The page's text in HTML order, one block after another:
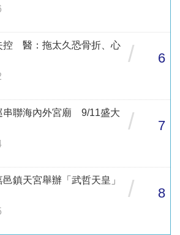
控 醫：拖太久恐骨折、心
/ 6
串聯海內外宮廟 9/11盛大
/ 7
鎮天宮舉辦「武哲天皇」
/ 8